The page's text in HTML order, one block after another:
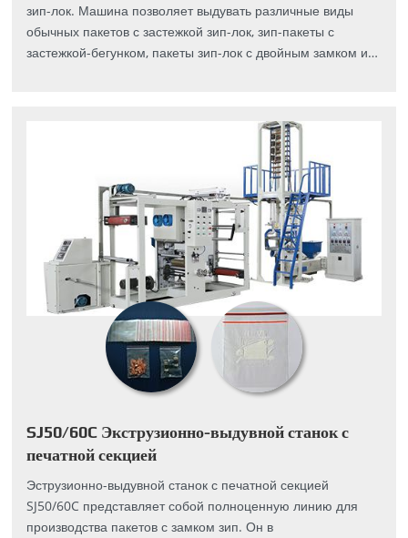
зип-лок. Машина позволяет выдувать различные виды
обычных пакетов с застежкой зип-лок, зип-пакеты с
застежкой-бегунком, пакеты зип-лок с двойным замком и
SJ50/60C Экструзионно-выдувной станок с
печатной секцией
Эструзионно-выдувной станок с печатной секцией
SJ50/60C представляет собой полноценную линию для
производства пакетов с замком зип. Он в